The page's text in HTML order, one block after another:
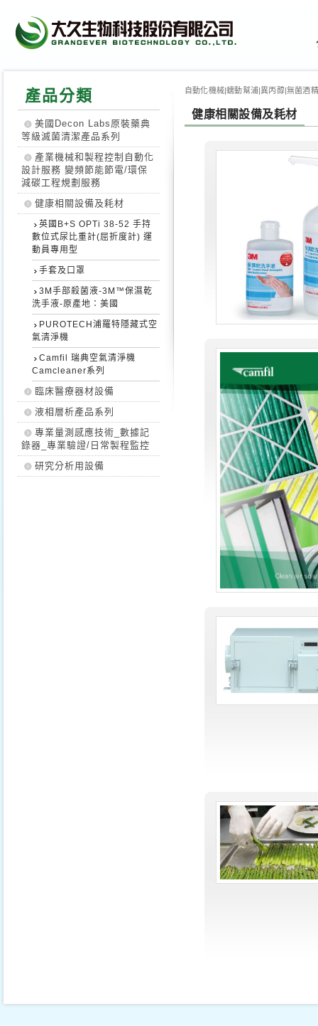
產品分類
美國Decon Labs原裝藥典
等級滅菌清潔產品系列
產業機械和製程控制自動化
設計服務 變頻節能節電/環保
減碳工程規劃服務
健康相關設備及耗材
英國B+S OPTi 38-52 手持
數位式尿比重計(屈折度計) 運
動員專用型
手套及口罩
3M手部殺菌液-3M™保濕乾
洗手液-原產地：美國
PUROTECH浦羅特隱藏式空
氣清淨機
Camfil 瑞典空氣清淨機
Camcleaner系列
臨床醫療器材設備
液相層析產品系列
專業量測感應技術_數據記
錄器_專業驗證/日常製程監控
研究分析用設備
自動化機械|蠕動幫浦|異丙醇|無菌酒
健康相關設備及耗材